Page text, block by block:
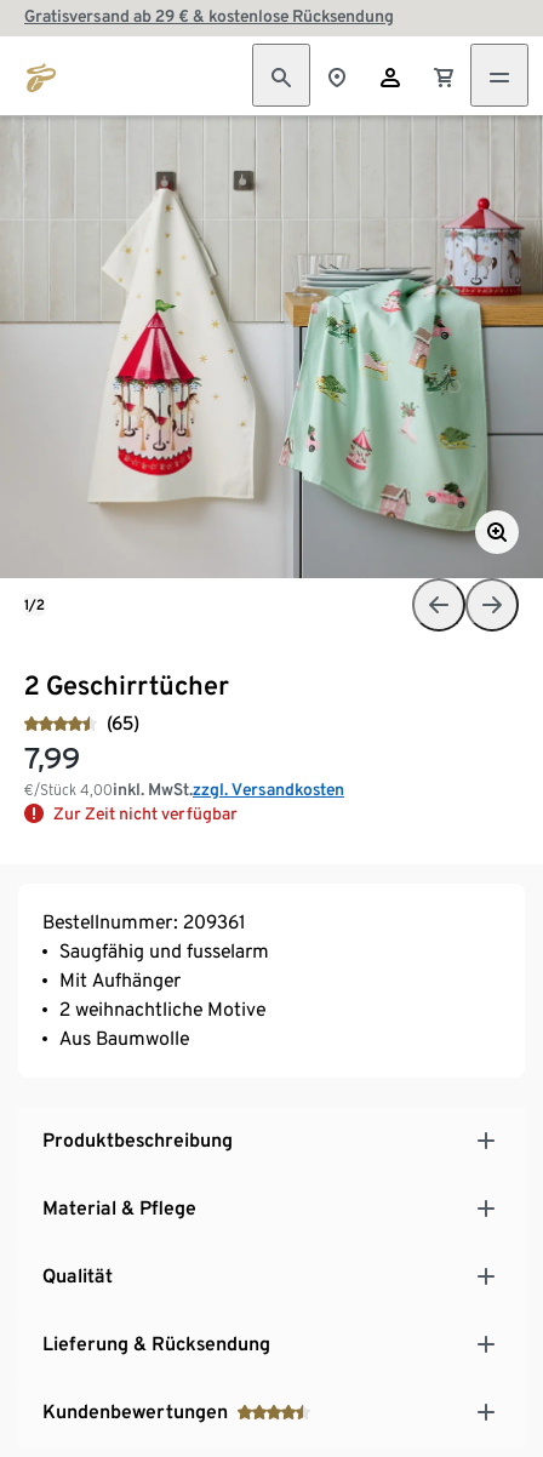
Gratisversand ab 29 € & kostenlose Rücksendung
2 Geschirrtücher
(65)
7,99
€/Stück 4,00inkl. MwSt.zzgl. Versandkosten
Zur Zeit nicht verfügbar
1/2
Bestellnummer: 209361
Saugfähig und fusselarm
Mit Aufhänger
2 weihnachtliche Motive
Aus Baumwolle
Produktbeschreibung
Material & Pflege
Qualität
Lieferung & Rücksendung
Kundenbewertungen